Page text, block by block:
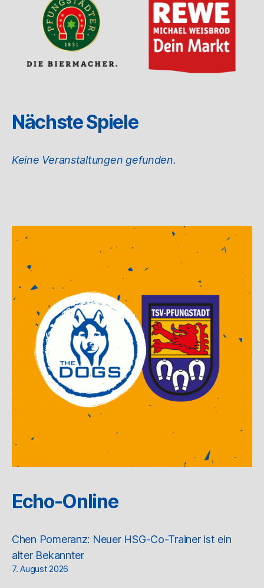
Nächste Spiele
Keine Veranstaltungen gefunden.
Echo-Online
Chen Pomeranz: Neuer HSG-Co-Trainer ist ein
alter Bekannter
7. August 2026